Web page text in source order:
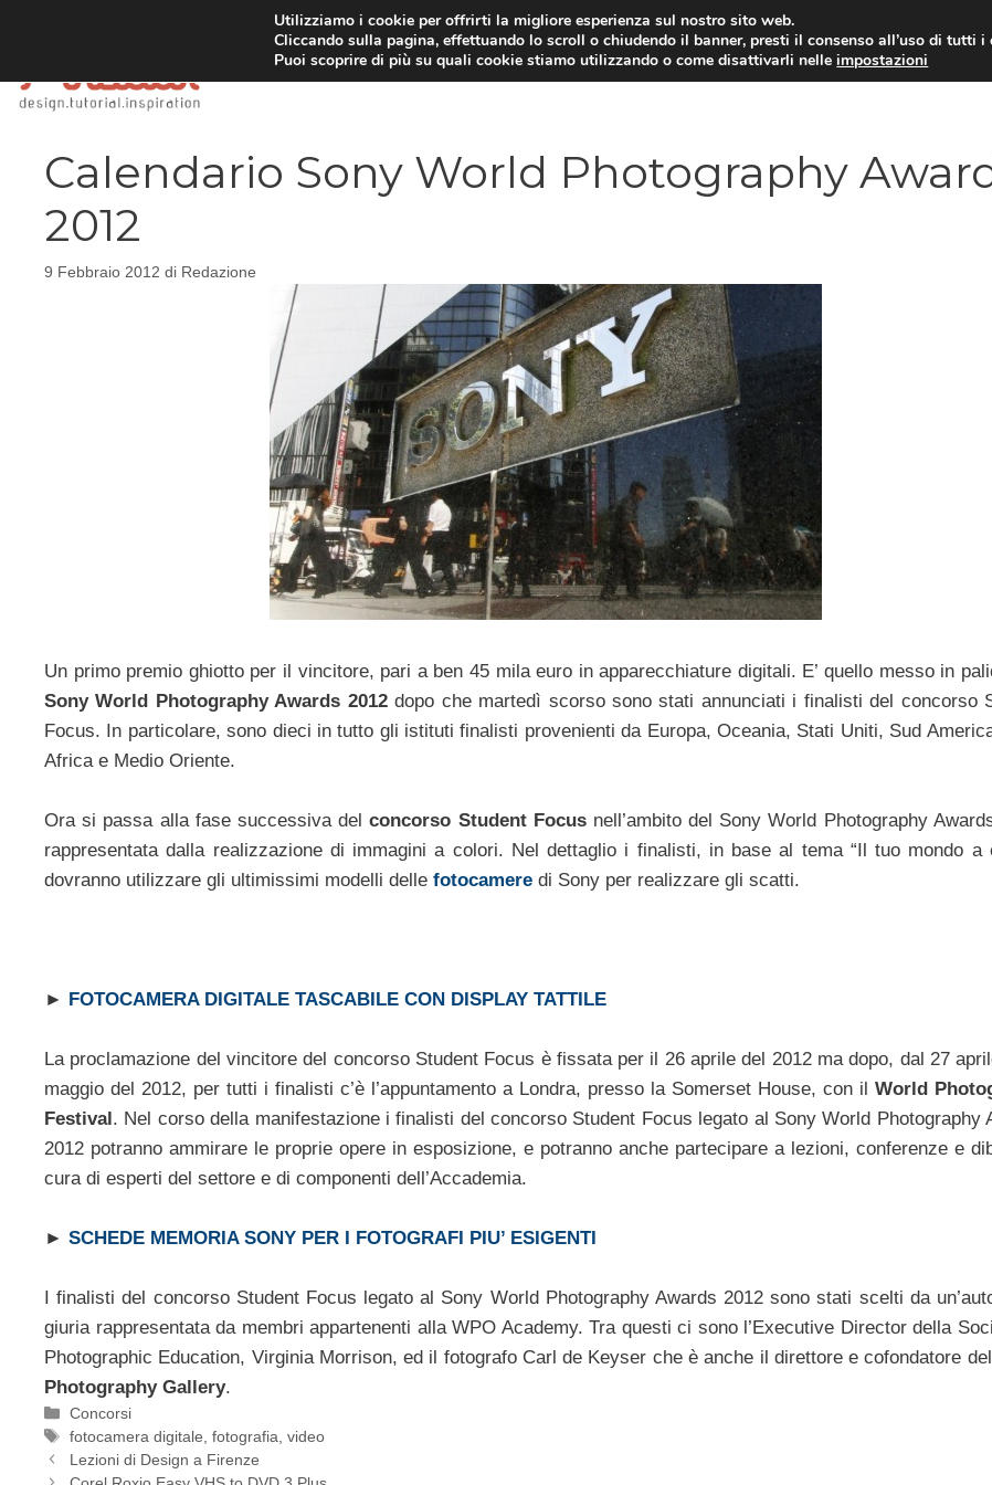
TUTORIAL WORDPRESS INSPIRATION
Calendario Sony World Photography
2012
9 Febbraio 2012 di Redazione
Un primo premio ghiotto per il vincitore, pari a ben 45 mila euro in apparecchiature digitali. E’ quello messo in
Sony World Photography Awards 2012dopo che martedì scorso sono stati annunciati i finalisti del concorso
Focus. In particolare, sono dieci in tutto gli istituti finalisti provenienti da Europa, Oceania, Stati Uniti, Sud
Africa e Medio Oriente.
Ora si passa alla fase successiva delconcorso Student Focusnell’ambito del Sony World Photography
rappresentata dalla realizzazione di immagini a colori. Nel dettaglio i finalisti, in base al tema “Il tuo mondo a
dovranno utilizzare gli ultimissimi modelli delle fotocamere di Sony per realizzare gli scatti.
► FOTOCAMERA DIGITALE TASCABILE CON DISPLAY TATTILE
La proclamazione del vincitore del concorso Student Focus è fissata per il 26 aprile del 2012 ma dopo, dal 27
maggio del 2012, per tutti i finalisti c’è l’appuntamento a Londra, presso la Somerset House, con il World
Festival. Nel corso della manifestazione i finalisti del concorso Student Focus legato al Sony World Photography
2012 potranno ammirare le proprie opere in esposizione, e potranno anche partecipare a lezioni, conferenze e
cura di esperti del settore e di componenti dell’Accademia.
► SCHEDE MEMORIA SONY PER I FOTOGRAFI PIU’ ESIGENTI
I finalisti del concorso Student Focus legato al Sony World Photography Awards 2012 sono stati scelti da
giuria rappresentata da membri appartenenti alla WPO Academy. Tra questi ci sono l’Executive Director della
Photographic Education, Virginia Morrison, ed il fotografo Carl de Keyser che è anche il direttore e cofondatore
Photography Gallery.
Categorie
Concorsi
Tag
fotocamera digitale ,fotografia ,video
Lezioni di Design a Firenze
Utilizziamo i cookie per offrirti la migliore esperienza sul nostro sito web.
Cliccando sulla pagina, effettuando lo scroll o chiudendo il banner, presti il consenso all’uso di tutti i
Puoi scoprire di più su quali cookie stiamo utilizzando o come disattivarli nelleimpostazioni